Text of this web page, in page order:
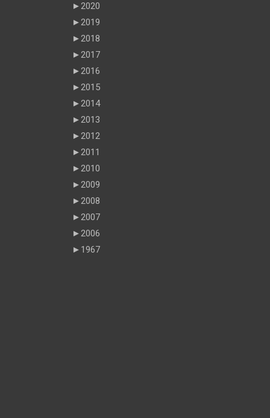
►2020
►2019
►2018
►2017
►2016
►2015
►2014
►2013
►2012
►2011
►2010
►2009
►2008
►2007
►2006
► 1967